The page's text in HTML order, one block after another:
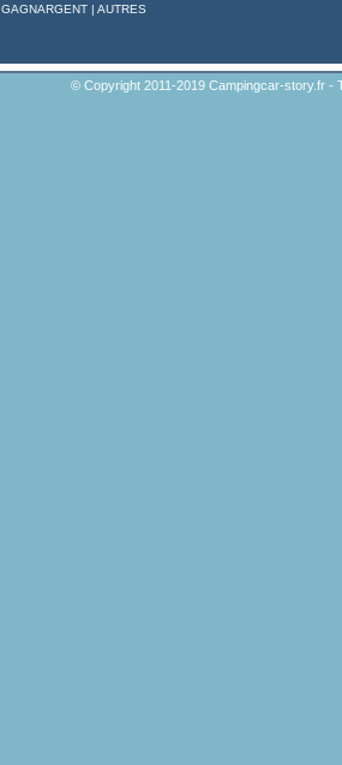
GAGNARGENT| AUTRES
© Copyright 2011-2019 Campingcar-story.fr -